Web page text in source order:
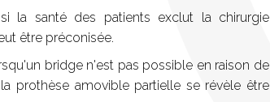
si la santé des patients exclut la chirurgie
être préconisée.
bridge n'est pas possible en raison de
prothèse amovible partielle se révèle être